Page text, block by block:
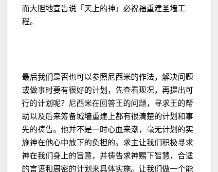
而大胆地宣告说「天上的神」必祝福重建圣墙工
程。
最后我们是否也可以参照尼西米的作法，解决问题
或做事时要有很好的计划，先查看现况，再提出可
行的计划呢？尼西米在回答王的问题，寻求王的帮
助以及后来筹备城墙重建上都有很清楚的计划和事
先的祷告。他并不是一时心血来潮，毫无计划的实
施神在他心中放下的负担的。求主让我们积极寻求
神在我们身上的旨意，并祷告求神赐下智慧，合适
的言语和周密的计划来具体实施。让我们做一个能